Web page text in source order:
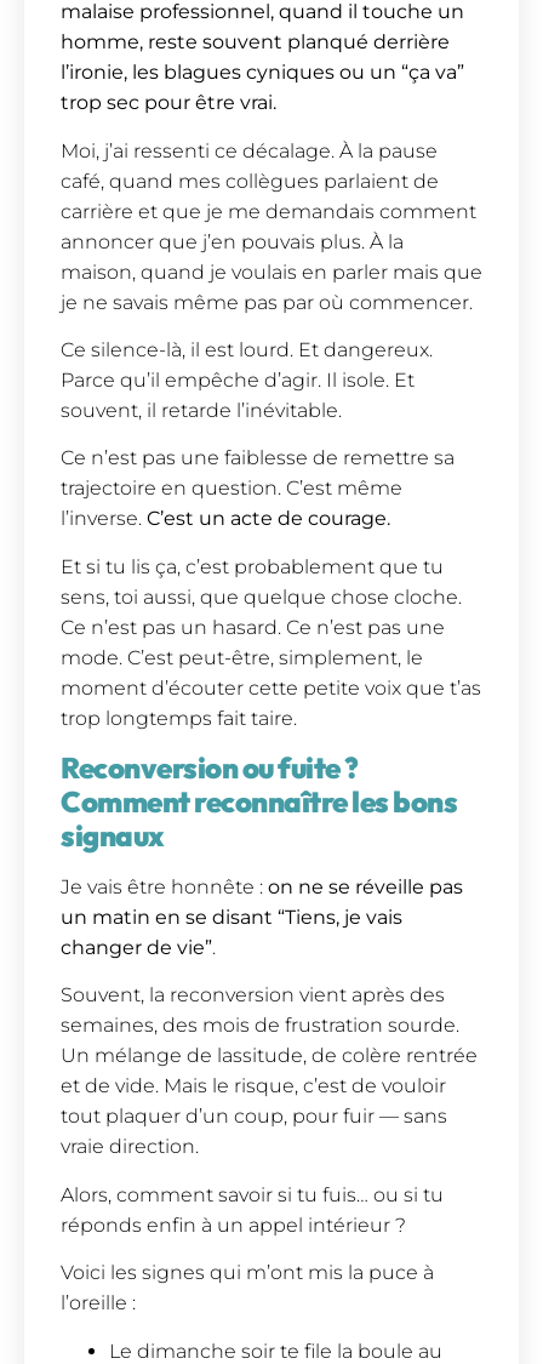
malaise professionnel, quand il touche un
homme, reste souvent planqué derrière
l’ironie, les blagues cyniques ou un “ça va”
trop sec pour être vrai.
Moi, j’ai ressenti ce décalage. À la pause
café, quand mes collègues parlaient de
carrière et que je me demandais comment
annoncer que j’en pouvais plus. À la
maison, quand je voulais en parler mais que
je ne savais même pas par où commencer.
Ce silence-là, il est lourd. Et dangereux.
Parce qu’il empêche d’agir. Il isole. Et
souvent, il retarde l’inévitable.
Ce n’est pas une faiblesse de remettre sa
trajectoire en question. C’est même
l’inverse. C’est un acte de courage.
Et si tu lis ça, c’est probablement que tu
sens, toi aussi, que quelque chose cloche.
Ce n’est pas un hasard. Ce n’est pas une
mode. C’est peut-être, simplement, le
moment d’écouter cette petite voix que t’as
trop longtemps fait taire.
Reconversion ou fuite ?
Comment reconnaître les bons
signaux
Je vais être honnête : on ne se réveille pas
un matin en se disant “Tiens, je vais
changer de vie”.
Souvent, la reconversion vient après des
semaines, des mois de frustration sourde.
Un mélange de lassitude, de colère rentrée
et de vide. Mais le risque, c’est de vouloir
tout plaquer d’un coup, pour fuir — sans
vraie direction.
Alors, comment savoir si tu fuis… ou si tu
réponds enfin à un appel intérieur ?
Voici les signes qui m’ont mis la puce à
l’oreille :
Le dimanche soir te file la boule au